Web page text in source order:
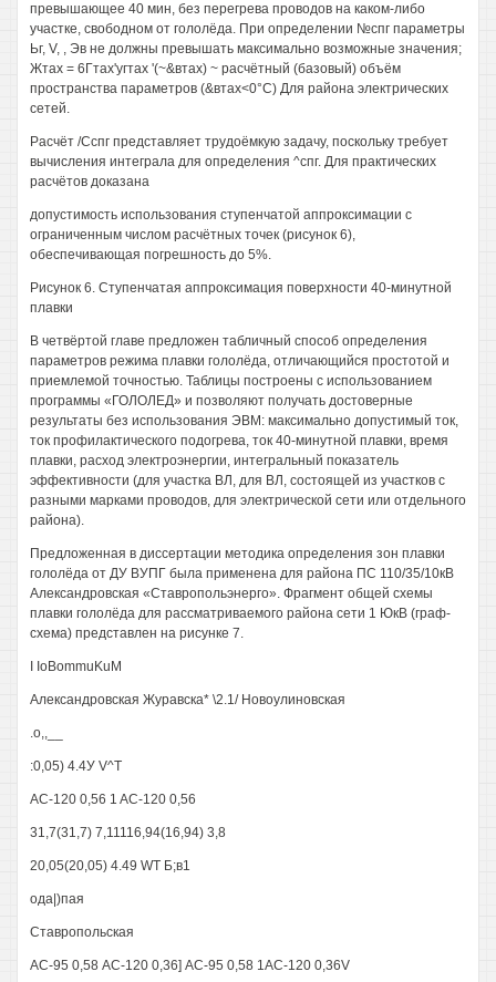
превышающее 40 мин, без перегрева проводов на каком-либо
участке, свободном от гололёда. При определении №спг параметры
Ьг, V, , Эв не должны превышать максимально возможные значения;
Жтах = 6Гтах'угтах '(~&втах) ~ расчётный (базовый) объём
пространства параметров (&втах<0°С) Для района электрических
сетей.
Расчёт /Сспг представляет трудоёмкую задачу, поскольку требует
вычисления интеграла для определения ^спг. Для практических
расчётов доказана
допустимость использования ступенчатой аппроксимации с
ограниченным числом расчётных точек (рисунок 6),
обеспечивающая погрешность до 5%.
Рисунок 6. Ступенчатая аппроксимация поверхности 40-минутной
плавки
В четвёртой главе предложен табличный способ определения
параметров режима плавки гололёда, отличающийся простотой и
приемлемой точностью. Таблицы построены с использованием
программы «ГОЛОЛЕД» и позволяют получать достоверные
результаты без использования ЭВМ: максимально допустимый ток,
ток профилактического подогрева, ток 40-минутной плавки, время
плавки, расход электроэнергии, интегральный показатель
эффективности (для участка ВЛ, для ВЛ, состоящей из участков с
разными марками проводов, для электрической сети или отдельного
района).
Предложенная в диссертации методика определения зон плавки
гололёда от ДУ ВУПГ была применена для района ПС 110/35/10кВ
Александровская «Ставропольэнерго». Фрагмент общей схемы
плавки гололёда для рассматриваемого района сети 1 ЮкВ (граф-
схема) представлен на рисунке 7.
I IoBommuKuM
Александровская Журавска* \2.1/ Новоулиновская
.о,,__
:0,05) 4.4У V^T
AC-120 0,56 1 AC-120 0,56
31,7(31,7) 7,11116,94(16,94) 3,8
20,05(20,05) 4.49 WT Б;в1
ода|)пая
Ставропольская
AC-95 0,58 АС-120 0,36] AC-95 0,58 1AC-120 0,36V